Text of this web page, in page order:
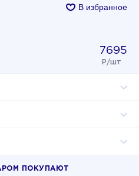
В избранное
7695
Р/шт
ПОКУПАЮТ